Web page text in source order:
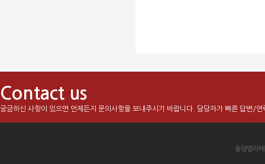
Contact us
궁금하신 사항이 있으면 언제든지 문의사항을 보내주시기 바랍니다. 담당자가 빠른 답변/연
동양엘리